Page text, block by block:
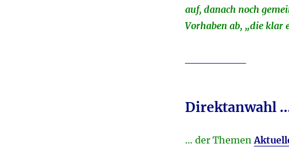
auf, danach noch
Vorhaben ab, „die
Direktanwahl
… der Themen